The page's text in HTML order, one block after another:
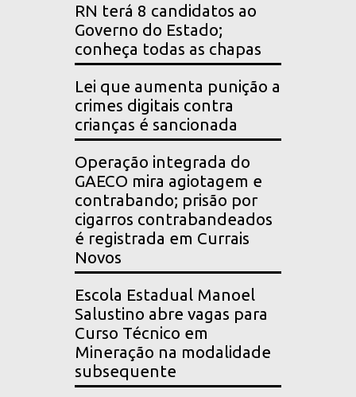
RN terá 8 candidatos ao
Governo do Estado;
conheça todas as chapas
Lei que aumenta punição a
crimes digitais contra
crianças é sancionada
Operação integrada do
GAECO mira agiotagem e
contrabando; prisão por
cigarros contrabandeados
é registrada em Currais
Novos
Escola Estadual Manoel
Salustino abre vagas para
Curso Técnico em
Mineração na modalidade
subsequente